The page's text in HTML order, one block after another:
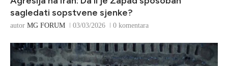
sagledati sopstvene sjenke?
autor MG FORUM 03/03/2026 0 komentara